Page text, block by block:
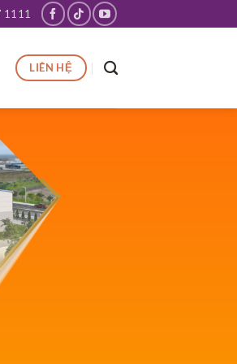
1111
LIÊN HỆ